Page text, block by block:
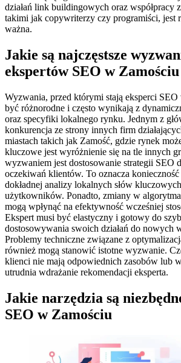
działań link buildingowych oraz współpracy
takimi jak copywriterzy czy programiści, jest
ważna.
Jakie są najczęstsze
ekspertów SEO w Zamościu
Wyzwania, przed którymi stają eksperci
być różnorodne i często wynikają z
oraz specyfiki lokalnego rynku. Jednym z
konkurencja ze strony innych firm
miastach takich jak Zamość, gdzie rynek
kluczowe jest wyróżnienie się na tle innych
wyzwaniem jest dostosowanie strategii SEO
oczekiwań klientów. To oznacza
dokładnej analizy lokalnych słów
użytkowników. Ponadto, zmiany w
mogą wpłynąć na efektywność wcześniej
Ekspert musi być elastyczny i gotowy do
dostosowywania swoich działań do nowych
Problemy techniczne związane z
również mogą stanowić istotne wyzwanie.
klienci nie mają odpowiednich zasobów lub
utrudnia wdrażanie rekomendacji eksperta.
Jakie narzędzia są
SEO w Zamościu